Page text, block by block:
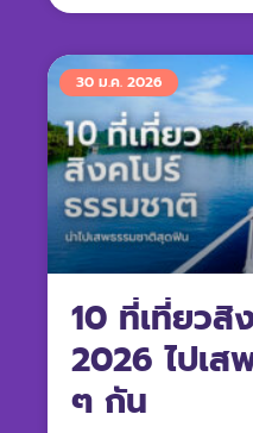
มังกรด้วยตัวคุณเอ
10 ที่เที่ยวสิ
2026 ไปเส
ๆ กัน
30 ม.ค. 2026